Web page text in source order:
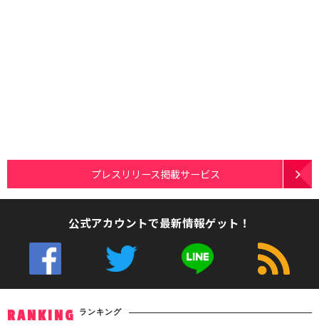
プレスリリース掲載サービス
公式アカウントで最新情報ゲット！
RANKING ランキング